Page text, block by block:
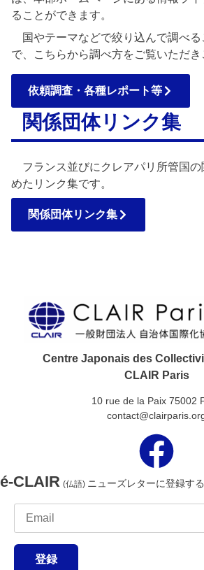
ることができます。
国やテーマなどで絞り込んで調べ
で、こちらから調べ方をご覧いただき
依頼調査・各種レポート等
関係団体リンク集
フランス並びにクレアパリ所管国
めたリンク集です。
関係団体リンク集
Centre Japonais des
CLAIR Paris
10 rue de la Paix 75002
é-CLAIR (仏語) ニューズレターに登録する
登録